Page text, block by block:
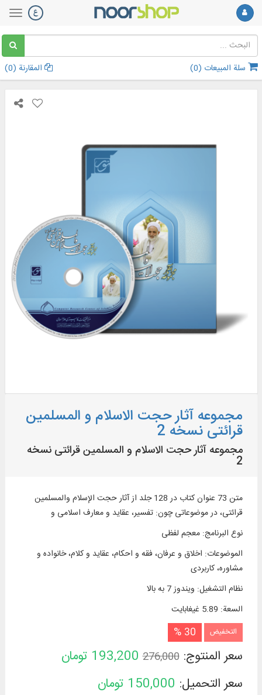
سلة المبيعات (0
) المقارنة (0
)
مجموعه آثار حجت الاسلام و المسلمین
قرائتی نسخه 2
مجموعه آثار حجت الاسلام و المسلمین قرائتی نسخه
2
متن 73 عنوان کتاب در 128 جلد از آثار حجت الإسلام والمسلمین
قرائتی، در موضوعاتی چون: تفسیر، عقاید و معارف اسلامی و
نوع البرنامج:معجم لفظی
الموضوعات: اخلاق و عرفان، فقه و احکام، عقاید و كلام، خانواده و
مشاوره، کاربردی
نظام التشغیل: ویندوز 7 به بالا
السعة: 5.89 غيغابايت
التخفيض 30 %
سعر المنتوج:276,000
193,200 تومان
سعر التحميل: 150,000 تومان